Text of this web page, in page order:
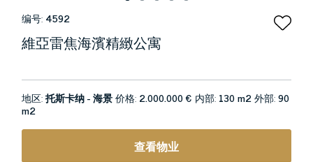
编号: 4592
維亞雷焦海濱精緻公寓
地区:托斯卡纳 - 海景价格: 2.000.000 € 内部: 130 m2外部:90
m2
查看物业